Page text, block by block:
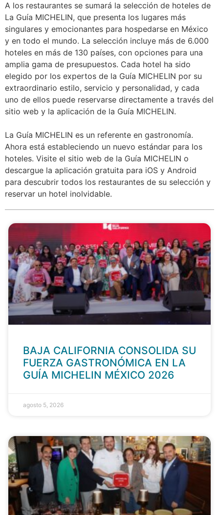
A los restaurantes se sumará la selección de hoteles de
La Guía MICHELIN, que presenta los lugares más
singulares y emocionantes para hospedarse en México
y en todo el mundo. La selección incluye más de 6.000
hoteles en más de 130 países, con opciones para una
amplia gama de presupuestos. Cada hotel ha sido
elegido por los expertos de la Guía MICHELIN por su
extraordinario estilo, servicio y personalidad, y cada
uno de ellos puede reservarse directamente a través del
sitio web y la aplicación de la Guía MICHELIN.
La Guía MICHELIN es un referente en gastronomía.
Ahora está estableciendo un nuevo estándar para los
hoteles. Visite el sitio web de la Guía MICHELIN o
descargue la aplicación gratuita para iOS y Android
para descubrir todos los restaurantes de su selección y
reservar un hotel inolvidable.
BAJA CALIFORNIA CONSOLIDA SU
FUERZA GASTRONÓMICA EN LA
GUÍA MICHELIN MÉXICO 2026
agosto 5, 2026